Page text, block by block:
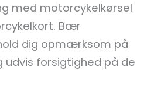
med motorcykelkørsel
Bær
dig opmærksom på
udvis forsigtighed på de